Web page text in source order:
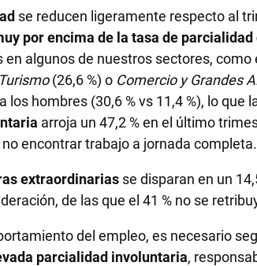
se reducen ligeramente respecto al
por encima de la tasa de
algunos de nuestros sectores, como
(26,6 %) o Comercio y Grandes
los hombres (30,6 % vs 11,4 %), lo
arroja un 47,2 % en el último
encontrar trabajo a jornada completa.
extraordinarias se disparan en un
de las que el 41 % no se
del empleo, es necesario
parcialidad involuntaria,